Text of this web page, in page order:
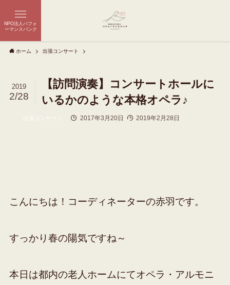
NPO法人パフォ
ーマンスバンク
ホーム 出張コンサート
【訪問演奏】コンサートホールに
いるかのような本格オペラ♪
2019
2/28
出張コンサート 2017年3月20日 2019年2月28日
こんにちは！コーディネーターの赤羽です。
すっかり春の陽気ですね～
本日は都内の老人ホームにてオペラ・アルモニ